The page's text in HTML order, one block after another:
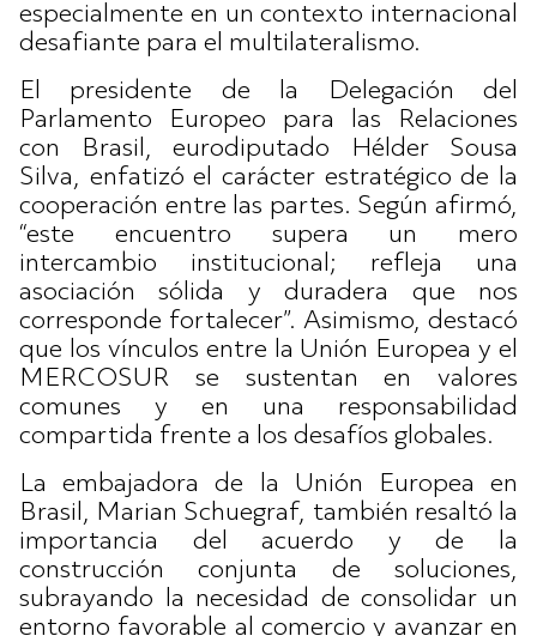
especialmente en un contexto internacional
desafiante para el multilateralismo.
El presidente de la Delegación del
Parlamento Europeo para las Relaciones
con Brasil, eurodiputado Hélder Sousa
Silva, enfatizó el carácter estratégico de la
cooperación entre las partes. Según afirmó,
“este encuentro supera un mero
intercambio institucional; refleja una
asociación sólida y duradera que nos
corresponde fortalecer”. Asimismo, destacó
que los vínculos entre la Unión Europea y el
MERCOSUR se sustentan en valores
comunes y en una responsabilidad
compartida frente a los desafíos globales.
La embajadora de la Unión Europea en
Brasil, Marian Schuegraf, también resaltó la
importancia del acuerdo y de la
construcción conjunta de soluciones,
subrayando la necesidad de consolidar un
entorno favorable al comercio y avanzar en